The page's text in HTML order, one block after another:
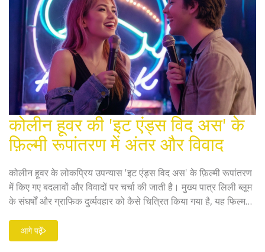
कोलीन हूवर की 'इट एंड्स विद अस' के
फ़िल्मी रूपांतरण में अंतर और विवाद
कोलीन हूवर के लोकप्रिय उपन्यास 'इट एंड्स विद अस' के फ़िल्मी रूपांतरण
में किए गए बदलावों और विवादों पर चर्चा की जाती है। मुख्य पात्र लिली ब्लूम
के संघर्षों और ग्राफिक दुर्व्यवहार को कैसे चित्रित किया गया है, यह फिल्म
भूमिका, और दर्शकों तथा बॉक्स ऑफिस पर इसकी संभावित प्रतिक्रिया पर
ध्यान दिया गया है।
आगे पढ़ें